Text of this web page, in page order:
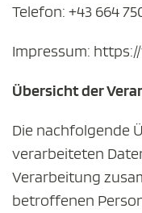
Telefon: +43 664
Impressum:
Übersicht der
Die nachfolgende
verarbeiteten
Verarbeitung
betroffenen